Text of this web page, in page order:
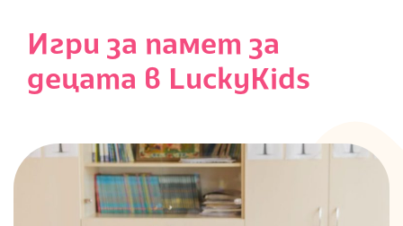
Y
K
D
Игри за памет за
децата в LuckyKids